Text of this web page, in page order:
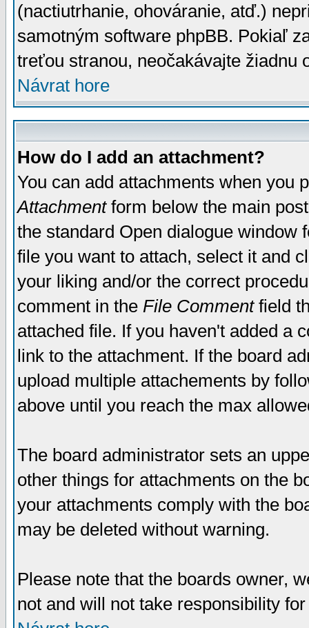
(nactiutrhanie, ohováranie, atď.)
samotným software phpBB. Pokiaľ
treťou stranou, neočakávajte žiadnu
Návrat hore
How do I add an attachment?
You can add attachments when you
Attachmentform below the main
the standard Open dialogue window
file you want to attach, select it and
your liking and/or the correct
comment in the File Commentfield
attached file. If you haven't added a
link to the attachment. If the board
upload multiple attachements by
above until you reach the max
The board administrator sets an
other things for attachments on the
your attachments comply with the
may be deleted without warning.
Please note that the boards owner,
not and will not take responsibility